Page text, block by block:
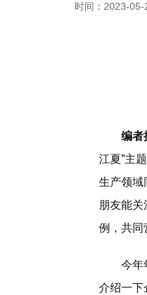
时间：2023-
编者
江夏”主
生产领域
朋友能关
例，共同
今年
介绍一下